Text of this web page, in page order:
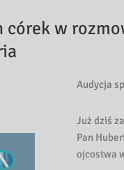
w
Audycja
Już dziś
Pan
ojcostwa